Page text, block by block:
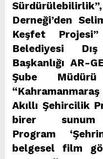
Derneği’den
Keşfet
Belediyesi
Başkanlığı AR-
Şube
“Kahramanmaraş
Akıllı Şehircilik
birer sunum
Program
belgesel film